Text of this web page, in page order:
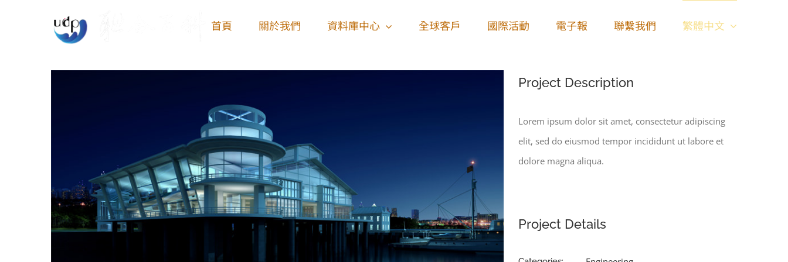
首頁 關於我們 資料庫中心 全球客戶 國際活動 電子報 聯繫我們 繁體中文
Project Description
Lorem ipsum dolor sit amet, consectetur adipiscing
elit, sed do eiusmod tempor incididunt ut labore et
dolore magna aliqua.
Project Details